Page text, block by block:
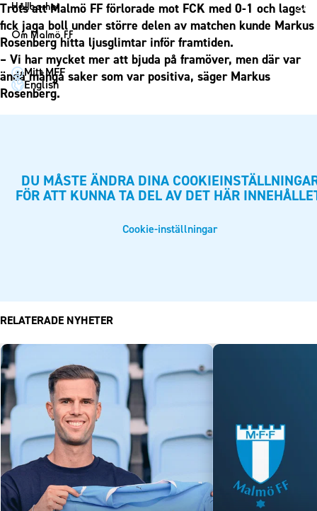
Fotbollsnätverket
P19
F19
P17
F17
Malmö Trophy
Partner dam
Matchdag på Eleda Stadion
MFF-museet & rundvandringar
Fest & Event
Konferens
Möte
Mässa
Sommarfest
Vanliga frågor om 1910 Event
Hållbarhet
Hållbarhet
Himmelsblå framtid – en match för miljön
MFF i samhället
Laget för alla
Nattfotboll
Grundskolefotboll mot rasismer
Om Malmö FF
Om Malmö FF
Kontakt
Press och media
Närstående organisationer
Policydokument
Mitt MFF
English
Trots att Malmö FF förlorade mot FCK med 0-1 och laget
fick jaga boll under större delen av matchen kunde Markus
Rosenberg hitta ljusglimtar inför framtiden.
– Vi har mycket mer att bjuda på framöver, men där var
ändå många saker som var positiva, säger Markus
Rosenberg.
DU MÅSTE ÄNDRA DINA
FÖR ATT KUNNA TA DEL AV DET HÄR
Cookie-inställningar
RELATERADE NYHETER